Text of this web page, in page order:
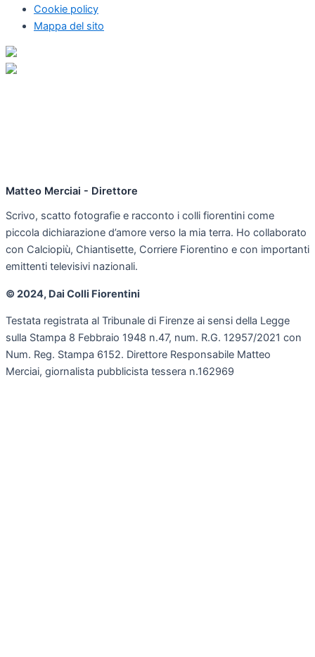
Cookie policy
Mappa del sito
Matteo Merciai - Direttore
Scrivo, scatto fotografie e racconto i colli fiorentini come
piccola dichiarazione d’amore verso la mia terra. Ho collaborato
con Calciopiù, Chiantisette, Corriere Fiorentino e con importanti
emittenti televisivi nazionali.
© 2024, Dai Colli Fiorentini
Testata registrata al Tribunale di Firenze ai sensi della Legge
sulla Stampa 8 Febbraio 1948 n.47, num. R.G. 12957/2021 con
Num. Reg. Stampa 6152. Direttore Responsabile Matteo
Merciai, giornalista pubblicista tessera n.162969